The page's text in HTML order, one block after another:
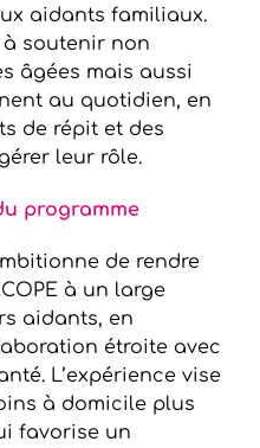
aidants familiaux.
soutenir non
âgées mais aussi
au quotidien, en
de répit et des
leur rôle.
programme
de rendre
à un large
aidants, en
étroite avec
L’expérience vise
à domicile plus
favorise un